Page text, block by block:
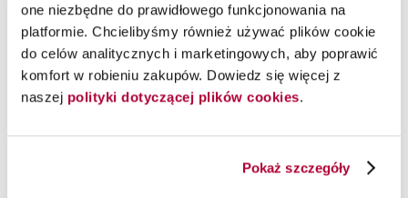
one niezbędne do prawidłowego funkcjonowania na
platformie. Chcielibyśmy również używać plików cookie
do celów analitycznych i marketingowych, aby poprawić
komfort w robieniu zakupów. Dowiedz się więcej z
naszej polityki dotyczącej plików cookies.
Pokaż szczegóły
Dołącz do Sebastian PREMIUM,
aby kupić produkt
Dołącz do Sebastian PREMIUM,
aby kupić produkt